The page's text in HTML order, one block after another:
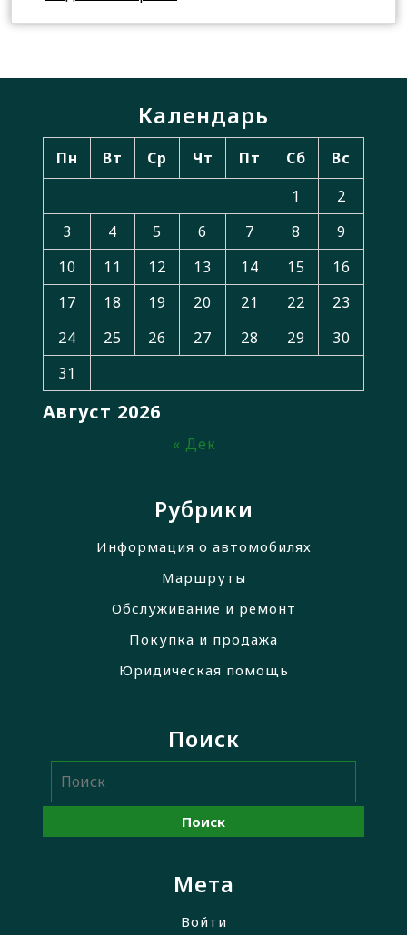
Календарь
Август 2026
Пн Вт Ср Чт Пт Сб
Вс
1
2
3
4 5 6 7 8
9
10
11 12 13 14 15
16
17
18 19 20 21 22
23
24
25 26 27 28 29
30
31
« Дек
Рубрики
Информация о автомобилях
Маршруты
Обслуживание и ремонт
Покупка и продажа
Юридическая помощь
Поиск
Мета
Войти